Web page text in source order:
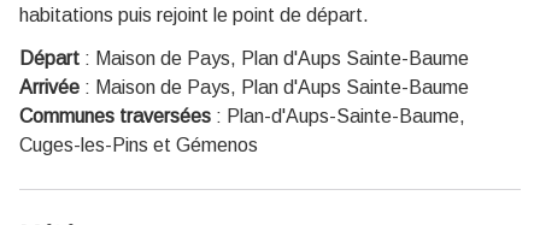
habitations puis rejoint le point de départ.
Départ : Maison de Pays, Plan d'Aups Sainte-Baume
Arrivée : Maison de Pays, Plan d'Aups Sainte-Baume
Communes traversées : Plan-d'Aups-Sainte-Baume,
Cuges-les-Pins et Gémenos